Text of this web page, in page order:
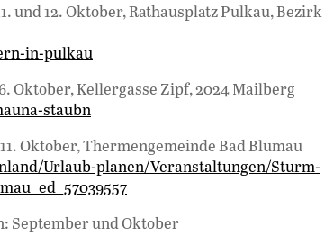
und 12. Oktober, Rathausplatz Pulkau, Bezirk
in-pulkau
Oktober, Kellergasse Zipf, 2024 Mailberg
staubn
Oktober, Thermengemeinde Bad Blumau
Urlaub-planen/Veranstaltungen/Sturm-
September und Oktober